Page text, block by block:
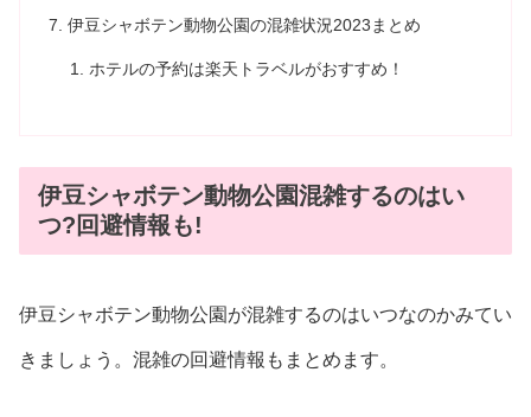
伊豆シャボテン動物公園の混雑状況2023まとめ
ホテルの予約は楽天トラベルがおすすめ！
伊豆シャボテン動物公園混雑するのはい
つ?回避情報も!
伊豆シャボテン動物公園が混雑するのはいつなのかみてい
きましょう。混雑の回避情報もまとめます。